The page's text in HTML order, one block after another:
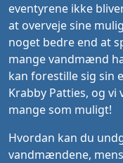
eventyrene ikke
at overveje sine
noget bedre end at
mange vandmænd
kan forestille sig sin
Krabby Patties, og
mange som muligt!
Hvordan kan du
vandmændene,